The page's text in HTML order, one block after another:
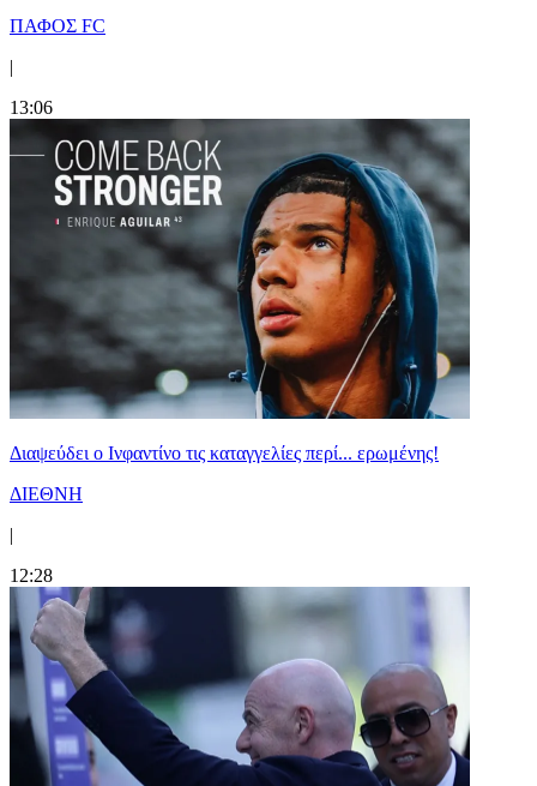
ΠΑΦΟΣ FC
|
13:06
Διαψεύδει ο Ινφαντίνο τις καταγγελίες περί... ερωμένης!
ΔΙΕΘΝΗ
|
12:28